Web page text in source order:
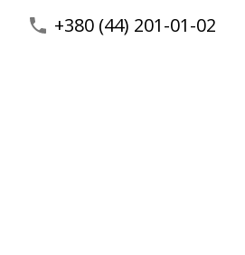
+380 (44) 201-01-02